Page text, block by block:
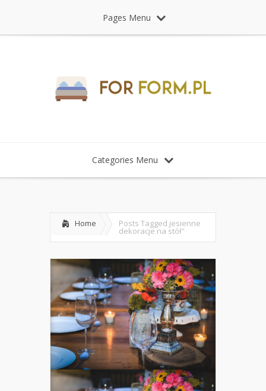
Pages Menu
Categories Menu
Home Posts Tagged jesienne
dekoracje na stół"